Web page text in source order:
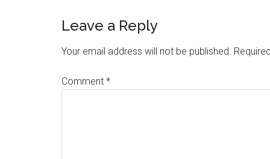
Reader
Interactions
Leave a Reply
Your email address will not be published.
Comment *